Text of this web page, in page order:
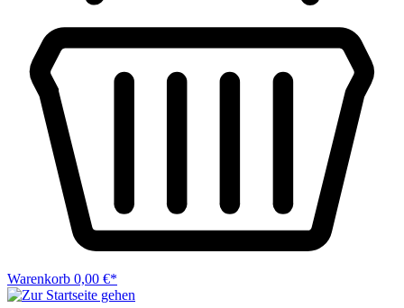
Warenkorb 0,00 €*